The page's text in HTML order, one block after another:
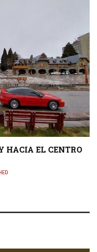
HACIA EL CENTRO